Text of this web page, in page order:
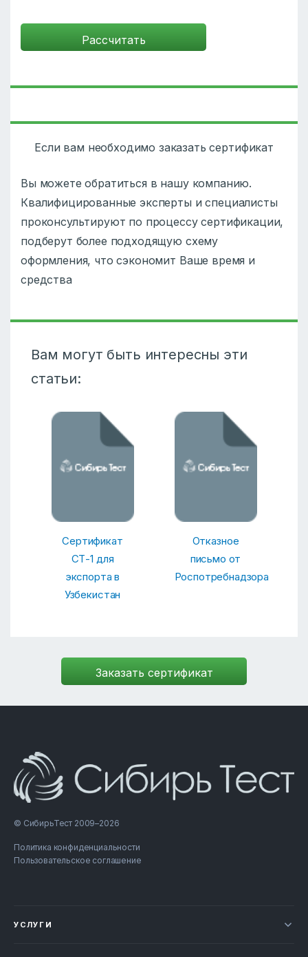
Если вам необходимо заказать сертификат
Вы можете обратиться в нашу компанию.
Квалифицированные эксперты и специалисты
проконсультируют по процессу сертификации,
подберут более подходящую схему
оформления, что сэкономит Ваше время и
средства
Вам могут быть интересны эти
статьи:
Сертификат
СТ-1 для
экспорта в
Узбекистан
Отказное
письмо от
Роспотребнадзора
© СибирьТест 2009–2026
Политика конфиденциальности
Пользовательское соглашение
УСЛУГИ